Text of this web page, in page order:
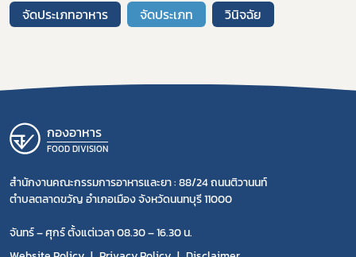
จัดประเภทอาหาร จัดประเภท วินิจฉัย
กองอาหาร
FOOD DIVISION
สำนักงานคณะกรรมการอาหารและยา : 88/24 ถนนติวานนท์
ตำบลตลาดขวัญ อำเภอเมือง จังหวัดนนทบุรี 11000
จันทร์ – ศุกร์ ตั้งแต่เวลา 08.30 – 16.30 น.